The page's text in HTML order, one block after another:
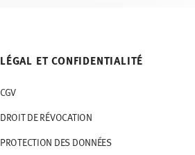
LÉGAL ET CONFIDENTIALITÉ
CGV
DROIT DE RÉVOCATION
PROTECTION DES DONNÉES